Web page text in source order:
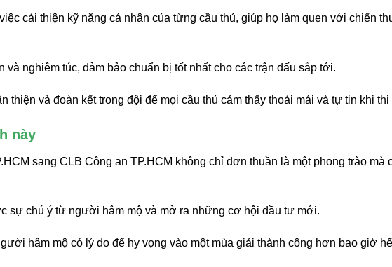
cải thiện kỹ năng cá nhân của từng cầu thủ, giúp họ làm quen với chiến
nghiêm túc, đảm bảo chuẩn bị tốt nhất cho các trận đấu sắp tới.
thiện và đoàn kết trong đội để mọi cầu thủ cảm thấy thoải mái và tự tin khi thi
này
sang CLB Công an TP.HCM không chỉ đơn thuần là một phong trào mà
sự chú ý từ người hâm mộ và mở ra những cơ hội đầu tư mới.
hâm mộ có lý do để hy vọng vào một mùa giải thành công hơn bao giờ